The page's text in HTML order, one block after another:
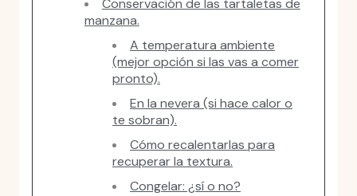
manzana.
A temperatura ambiente
(mejor opción si las vas a comer
pronto).
En la nevera (si hace calor o
te sobran).
Cómo recalentarlas para
recuperar la textura.
Congelar: ¿sí o no?